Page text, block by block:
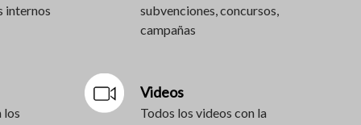
internos
subvenciones, concursos,
campañas
los
Videos
Todos los videos con la